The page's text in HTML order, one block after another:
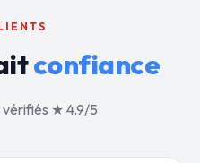
confiance
vérifiés ★ 4.9/5